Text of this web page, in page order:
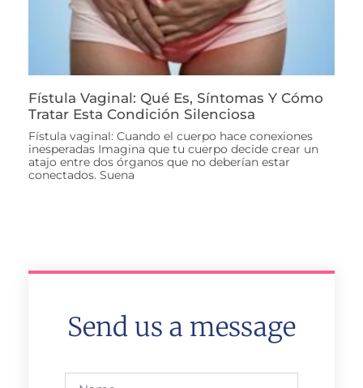
Fístula Vaginal: Qué Es, Síntomas Y Cómo
Tratar Esta Condición Silenciosa
Fístula vaginal: Cuando el cuerpo hace conexiones
inesperadas Imagina que tu cuerpo decide crear un
atajo entre dos órganos que no deberían estar
conectados. Suena
Send us a message